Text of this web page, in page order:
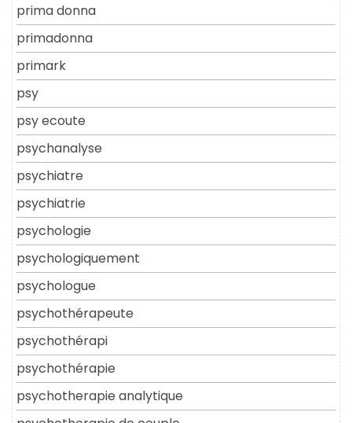
prima donna
primadonna
primark
psy
psy ecoute
psychanalyse
psychiatre
psychiatrie
psychologie
psychologiquement
psychologue
psychothérapeute
psychothérapi
psychothérapie
psychotherapie analytique